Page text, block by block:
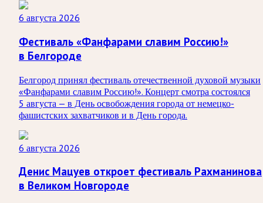
6 августа 2026
Фестиваль «Фанфарами славим Россию!»
в Белгороде
Белгород принял фестиваль отечественной духовой музыки
«Фанфарами славим Россию!». Концерт смотра состоялся
5 августа — в День освобождения города от немецко-
фашистских захватчиков и в День города.
6 августа 2026
Денис Мацуев откроет фестиваль Рахманинова
в Великом Новгороде